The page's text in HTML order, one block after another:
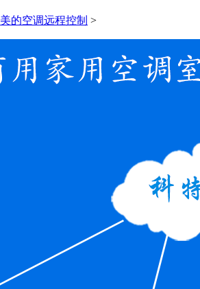
美的空调远程控制 >